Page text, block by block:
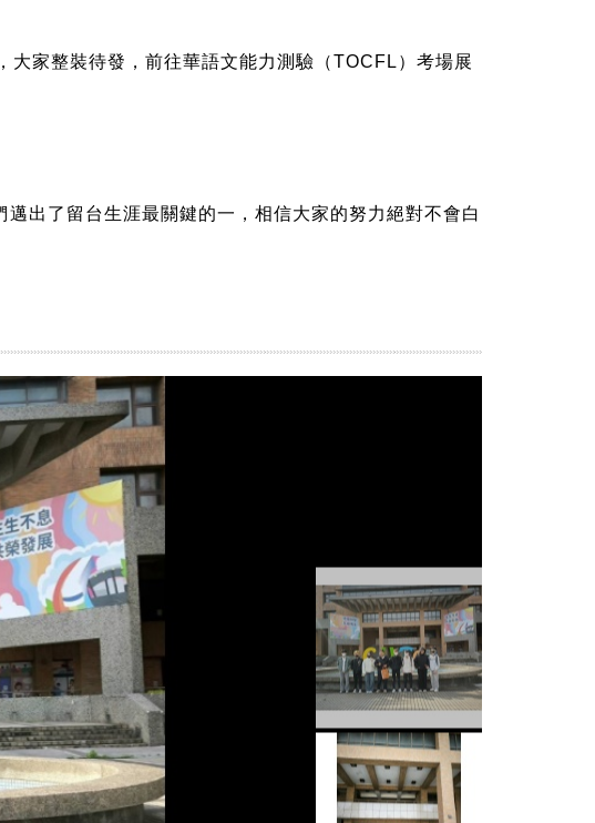
家整裝待發，前往華語文能力測驗（TOCFL）考場展
邁出了留台生涯最關鍵的一，相信大家的努力絕對不會白